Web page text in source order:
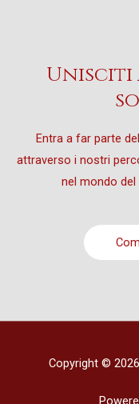
THEORY PART 1
THEORY PART 2
THEORY PART 5
THEORY PART 7
Unisciti
Entra a far parte
attraverso i nostri
nel mondo
Copyright ©